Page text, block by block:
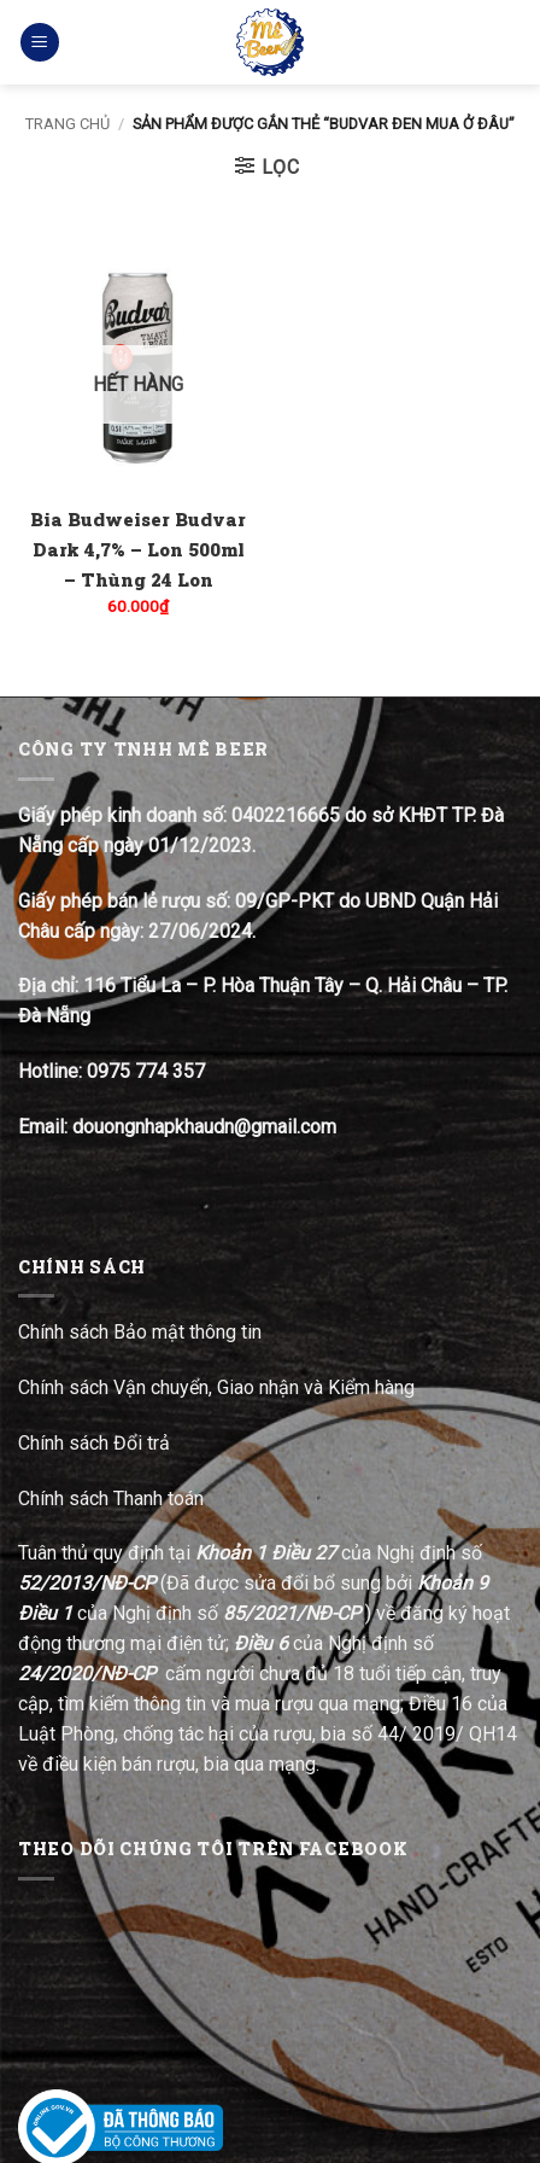
qua
TRANG CHỦ / SẢN PHẨM ĐƯỢC GẮN THẺ “BUDVAR ĐEN MUA Ở ĐÂU”
LỌC
HẾT HÀNG
Bia Budweiser Budvar
Dark 4,7% – Lon 500ml
– Thùng 24 Lon
60.000₫
CÔNG TY TNHH MÊ BEER
Giấy phép kinh doanh số: 0402216665 do sở KHĐT TP. Đà
Nẵng cấp ngày 01/12/2023.
Giấy phép bán lẻ rượu số: 09/GP-PKT do UBND Quận Hải
Châu cấp ngày: 27/06/2024.
Địa chỉ: 116 Tiểu La – P. Hòa Thuận Tây – Q. Hải Châu – TP.
Đà Nẵng
Hotline: 0975 774 357
Email: douongnhapkhaudn@gmail.com
CHÍNH SÁCH
Chính sách Bảo mật thông tin
Chính sách Vận chuyển, Giao nhận và Kiểm hàng
Chính sách Đổi trả
Chính sách Thanh toán
Tuân thủ quy định tại Khoản 1 Điều 27của Nghị định số
52/2013/NĐ-CP(Đã được sửa đổi bổ sung bởi Khoản 9
Điều 1của Nghị định số 85/2021/NĐ-CP) về đăng ký hoạt
động thương mại điện tử; Điều 6của Nghị định số
24/2020/NĐ-CPcấm người chưa đủ 18 tuổi tiếp cận, truy
cập, tìm kiếm thông tin và mua rượu qua mạng; Điều 16 của
Luật Phòng, chống tác hại của rượu, bia số 44/ 2019/ QH14
về điều kiện bán rượu, bia qua mạng.
THEO DÕI CHÚNG TÔI TRÊN FACEBOOK